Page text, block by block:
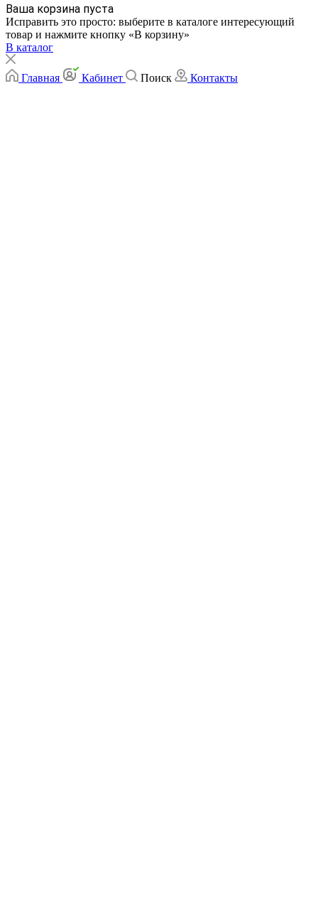
Ваша корзина пуста
Исправить это просто: выберите в каталоге интересующий
товар и нажмите кнопку «В корзину»
В каталог
Главная Кабинет Поиск Контакты